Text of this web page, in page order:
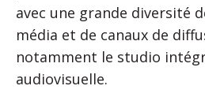
avec une grande diversité
média et de canaux de
notamment le studio
audiovisuelle.